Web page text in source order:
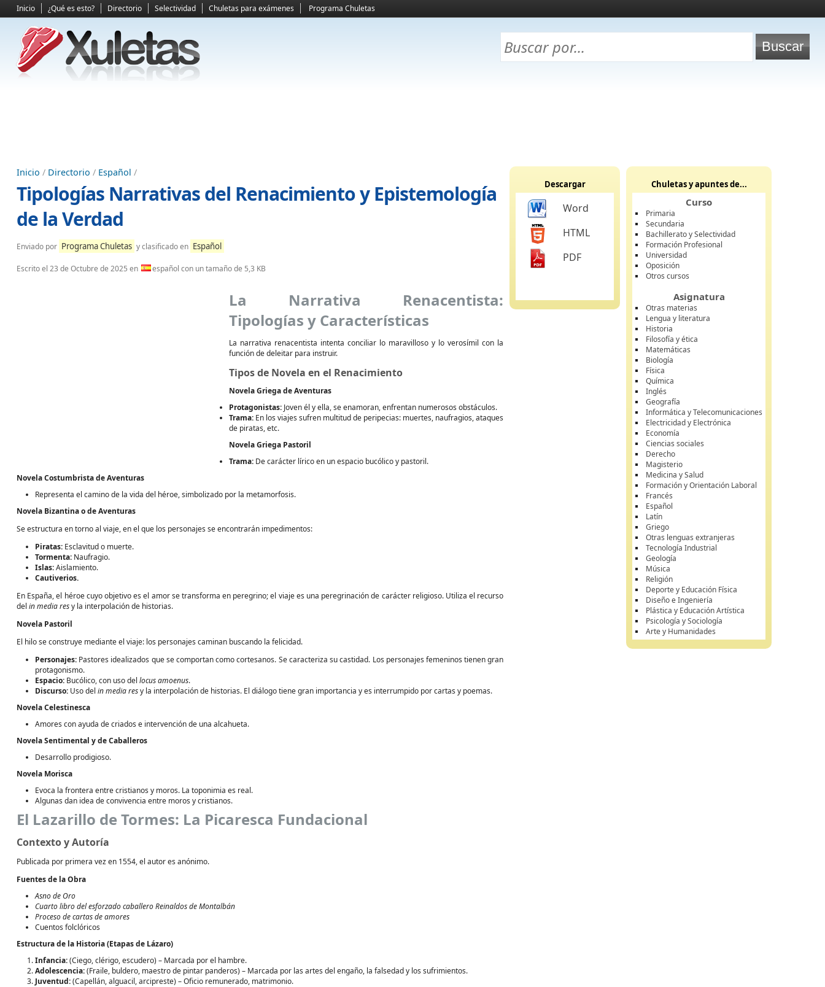
Inicio ¿Qué es esto? Directorio Selectividad Chuletas para exámenes Programa Chuletas
Inicio / Directorio / Español /
Tipologías Narrativas del Renacimiento y Epistemología
de la Verdad
Enviado por Programa Chuletas y clasificado en Español
Escrito el 23 de Octubre de 2025 en español con un tamaño de 5,3 KB
La Narrativa Renacentista:
Tipologías y Características
La narrativa renacentista intenta conciliar lo maravilloso y lo verosímil con la
función de deleitar para instruir.
Tipos de Novela en el Renacimiento
Novela Griega de Aventuras
Protagonistas: Joven él y ella, se enamoran, enfrentan numerosos obstáculos.
Trama: En los viajes sufren multitud de peripecias: muertes, naufragios, ataques
de piratas, etc.
Novela Griega Pastoril
Trama: De carácter lírico en un espacio bucólico y pastoril.
Novela Costumbrista de Aventuras
Representa el camino de la vida del héroe, simbolizado por la metamorfosis.
Novela Bizantina o de Aventuras
Se estructura en torno al viaje, en el que los personajes se encontrarán impedimentos:
Piratas: Esclavitud o muerte.
Tormenta: Naufragio.
Islas:Aislamiento.
Cautiverios.
En España, el héroe cuyo objetivo es el amor se transforma en peregrino; el viaje es una peregrinación de carácter religioso. Utiliza el recurso
del in media resy la interpolación de historias.
Novela Pastoril
El hilo se construye mediante el viaje: los personajes caminan buscando la felicidad.
Personajes: Pastores idealizados que se comportan como cortesanos. Se caracteriza su castidad. Los personajes femeninos tienen gran
protagonismo.
Espacio: Bucólico, con uso del locus amoenus.
Discurso: Uso del in media resy la interpolación de historias. El diálogo tiene gran importancia y es interrumpido por cartas y poemas.
Novela Celestinesca
Amores con ayuda de criados e intervención de una alcahueta.
Novela Sentimental y de Caballeros
Desarrollo prodigioso.
Novela Morisca
Evoca la frontera entre cristianos y moros. La toponimia es real.
Algunas dan idea de convivencia entre moros y cristianos.
El Lazarillo de Tormes: La Picaresca Fundacional
Contexto y Autoría
Publicada por primera vez en 1554, el autor es anónimo.
Fuentes de la Obra
Asno de Oro
Cuarto libro del esforzado caballero Reinaldos de Montalbán
Proceso de cartas de amores
Cuentos folclóricos
Estructura de la Historia (Etapas de Lázaro)
Infancia:(Ciego, clérigo, escudero) – Marcada por el hambre.
Adolescencia:(Fraile, buldero, maestro de pintar panderos) – Marcada por las artes del engaño, la falsedad y los sufrimientos.
Juventud:(Capellán, alguacil, arcipreste) – Oficio remunerado, matrimonio.
Descargar
Word
HTML
PDF
Chuletas y apuntes de...
Curso
Primaria
Secundaria
Bachillerato y Selectividad
Formación Profesional
Universidad
Oposición
Otros cursos
Asignatura
Otras materias
Lengua y literatura
Historia
Filosofía y ética
Matemáticas
Biología
Física
Química
Inglés
Geografía
Informática y Telecomunicaciones
Electricidad y Electrónica
Economía
Ciencias sociales
Derecho
Magisterio
Medicina y Salud
Formación y Orientación Laboral
Francés
Español
Latín
Griego
Otras lenguas extranjeras
Tecnología Industrial
Geología
Música
Religión
Deporte y Educación Física
Diseño e Ingeniería
Plástica y Educación Artística
Psicología y Sociología
Arte y Humanidades